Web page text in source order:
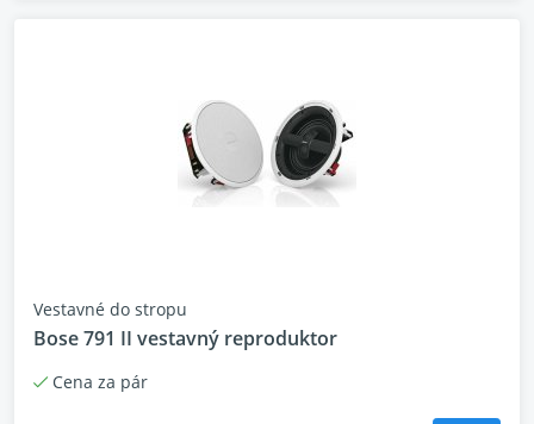
Vestavné do stropu
Bose 791 II vestavný reproduktor
Cena za pár